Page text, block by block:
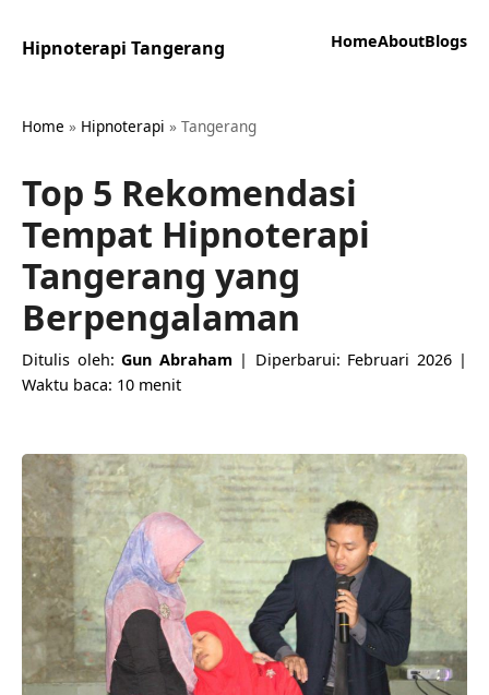
Hipnoterapi Tangerang HomeAboutBlogs
Home » Hipnoterapi » Tangerang
Top 5 Rekomendasi
Tempat Hipnoterapi
Tangerang yang
Berpengalaman
Ditulis oleh: Gun Abraham | Diperbarui: Februari 2026 |
Waktu baca: 10 menit